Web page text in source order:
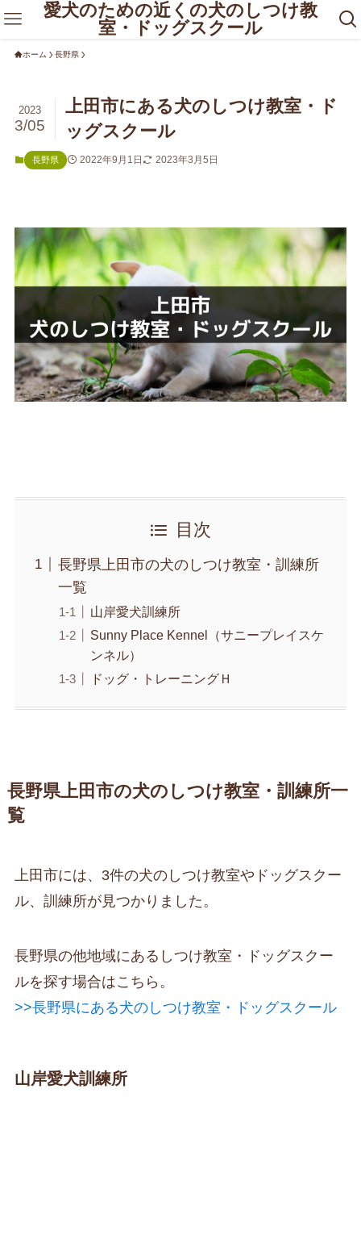
愛犬のための近くの犬のしつけ教
室・ドッグスクール
ホーム 長野県
上田市にある犬のしつけ教室・ド
ッグスクール
2023
3/05
長野県 2022年9月1日 2023年3月5日
目次
長野県上田市の犬のしつけ教室・訓練所
一覧
山岸愛犬訓練所
Sunny Place Kennel（サニープレイスケ
ンネル）
ドッグ・トレーニングＨ
長野県上田市の犬のしつけ教室・訓練所一
覧
上田市には、3件の犬のしつけ教室やドッグスクー
ル、訓練所が見つかりました。
長野県の他地域にあるしつけ教室・ドッグスクー
ルを探す場合はこちら。
>>長野県にある犬のしつけ教室・ドッグスクール
山岸愛犬訓練所